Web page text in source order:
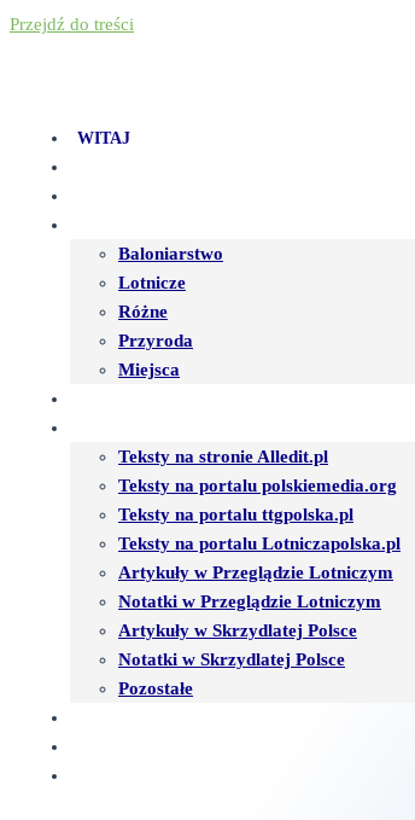
Przejdź do treści
WITAJ
Baloniarstwo
Lotnicze
Różne
Przyroda
Miejsca
Teksty na stronie Alledit.pl
Teksty na portalu polskiemedia.org
Teksty na portalu ttgpolska.pl
Teksty na portalu Lotniczapolska.pl
Artykuły w Przeglądzie Lotniczym
Notatki w Przeglądzie Lotniczym
Artykuły w Skrzydlatej Polsce
Notatki w Skrzydlatej Polsce
Pozostałe